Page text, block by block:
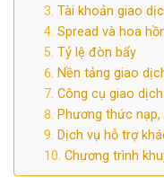
Tài khoản giao
Spread và hoa
Tỷ lệ đòn bẩy
Nền tảng giao
Công cụ giao
Phương thức
Dịch vụ hỗ trợ
Chương trình